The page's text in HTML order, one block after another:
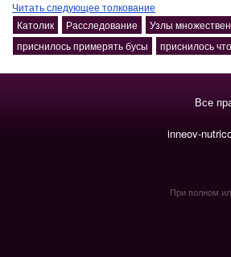
Читать следующее толкование
Католик
Расследование Узлы
приснилось примерять бусы
приснилось
Все
inneov-
При полном